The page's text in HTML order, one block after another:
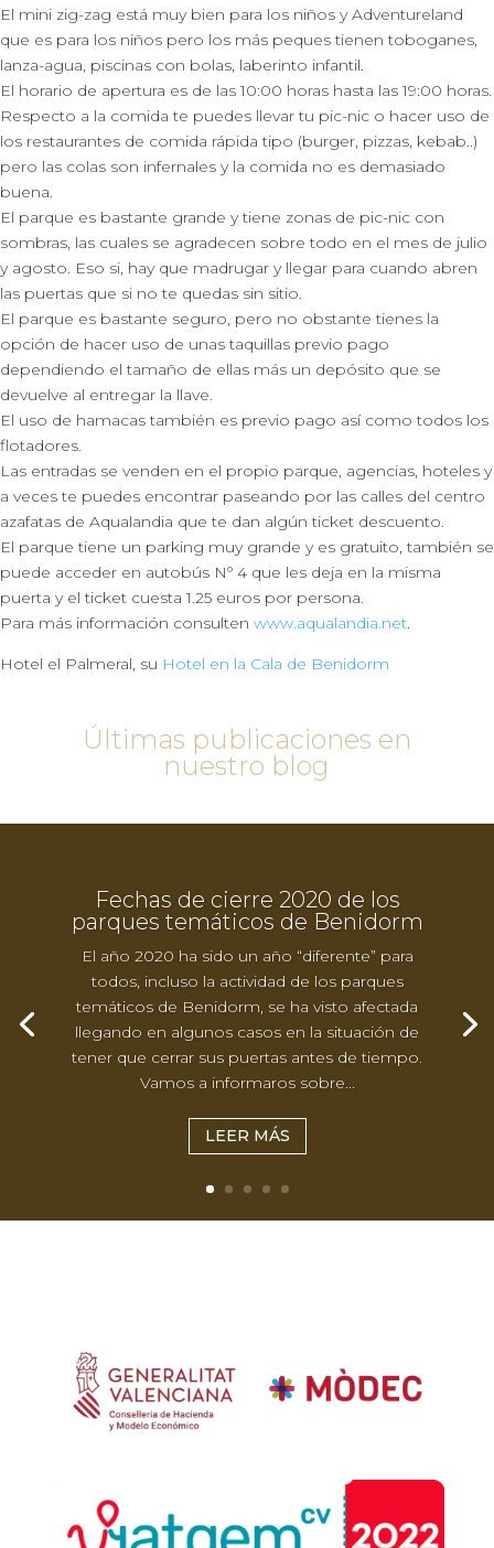
El mini zig-zag está muy bien para los niños y Adventureland
que es para los niños pero los más peques tienen toboganes,
lanza-agua, piscinas con bolas, laberinto infantil.
El horario de apertura es de las 10:00 horas hasta las 19:00 horas.
Respecto a la comida te puedes llevar tu pic-nic o hacer uso de
los restaurantes de comida rápida tipo (burger, pizzas, kebab..)
pero las colas son infernales y la comida no es demasiado
buena.
El parque es bastante grande y tiene zonas de pic-nic con
sombras, las cuales se agradecen sobre todo en el mes de julio
y agosto. Eso si, hay que madrugar y llegar para cuando abren
las puertas que si no te quedas sin sitio.
El parque es bastante seguro, pero no obstante tienes la
opción de hacer uso de unas taquillas previo pago
dependiendo el tamaño de ellas más un depósito que se
devuelve al entregar la llave.
El uso de hamacas también es previo pago así como todos los
flotadores.
Las entradas se venden en el propio parque, agencias, hoteles y
a veces te puedes encontrar paseando por las calles del centro
azafatas de Aqualandia que te dan algún ticket descuento.
El parque tiene un parking muy grande y es gratuito, también se
puede acceder en autobús Nº 4 que les deja en la misma
puerta y el ticket cuesta 1.25 euros por persona.
Para más información consulten www.aqualandia.net.
Hotel el Palmeral, su Hotel en la Cala de Benidorm
Últimas publicaciones en
nuestro blog
Fechas de cierre 2020 de los
parques temáticos de Benidorm
El año 2020 ha sido un año “diferente” para
todos, incluso la actividad de los parques
temáticos de Benidorm, se ha visto afectada
llegando en algunos casos en la situación de
tener que cerrar sus puertas antes de tiempo.
Vamos a informaros sobre...
LEER MÁS